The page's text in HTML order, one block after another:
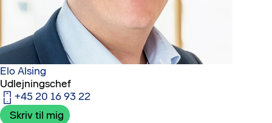
Elo Alsing
Udlejningschef
+45 20 16 93 22
Skriv til mig